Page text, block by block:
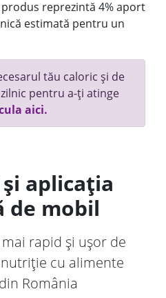
reprezintă 4% aport
estimată pentru un
tău caloric și de
pentru a-ți atinge
aici.
aplicația
de mobil
mai rapid și ușor de
cu alimente
România